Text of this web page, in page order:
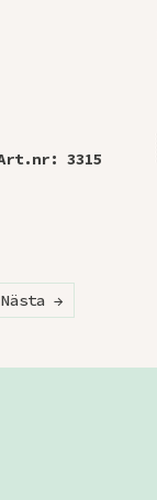
3315
Nästa →